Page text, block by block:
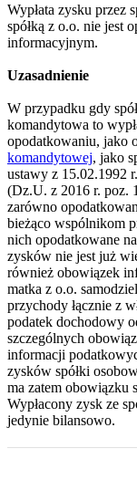
Wypłata zysku przez
spółką z o.o. nie jest
informacyjnym.
Uzasadnienie
W przypadku gdy
komandytowa to
opodatkowaniu, jako
komandytowej, jako
ustawy z 15.02.1992
(Dz.U. z 2016 r. poz.
zarówno
bieżąco wspólnikom
nich opodatkowane
zysków nie jest już
również obowiązek
matka z o.o.
przychody łącznie z
podatek dochodowy
szczególnych
informacji
zysków spółki
ma zatem obowiązku
Wypłacony zysk ze
jedynie bilansowo.